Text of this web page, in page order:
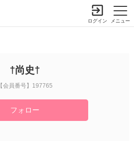
メニュー
ログイン
†尚史†
【会員番号】197765
フォロー